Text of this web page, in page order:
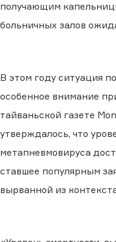
получающим
больничных залов
В этом году ситуация
особенное внимание
тайваньской газете
утверждалось, что
метапневмовируса
ставшее популярным
вырванной из